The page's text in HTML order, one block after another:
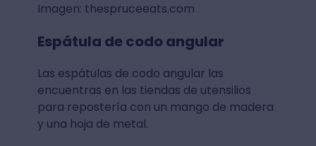
Imagen: thespruceeats.com
Espátula de codo angular
Las espátulas de codo angular las
encuentras en las tiendas de utensilios
para repostería con un mango de madera
y una hoja de metal.